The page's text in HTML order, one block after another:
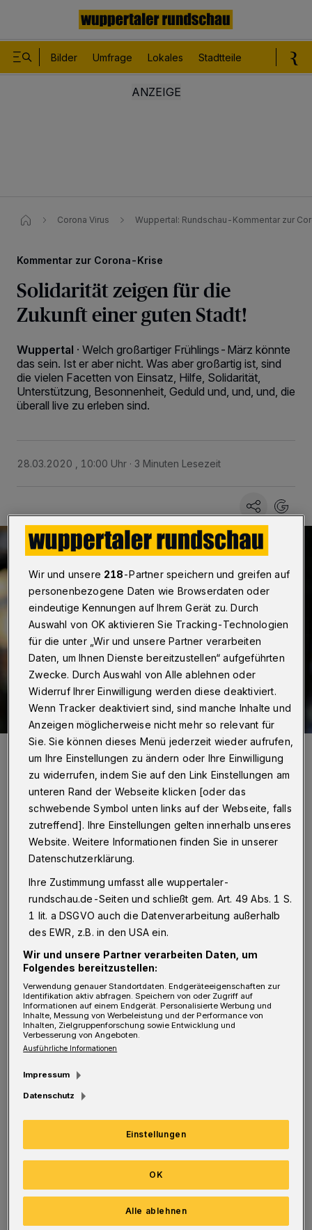
Bilder Umfrage Lokales Stadtteile
Corona Virus Wuppertal: Rundschau-Kommentar zur
Kommentar zur Corona-Krise
Solidarität zeigen für die
Zukunft einer guten Stadt!
Wuppertal · Welch großartiger Frühlings-März könnte
das sein. Ist er aber nicht. Was aber großartig ist, sind
die vielen Facetten von Einsatz, Hilfe, Solidarität,
Unterstützung, Besonnenheit, Geduld und, und, und, die
überall live zu erleben sind.
28.03.2020 , 10:00 Uhr 3 Minuten Lesezeit
Rundschau-Redakteur Stefan Seitz spricht über die Solidarität in
Zeiten der Corona-Krise.
Foto: Bettina Osswald
Von Stefan Seitz
D as reicht vom symbolischen Abend-
Dankes-Applaus für die Aktiven (nicht
zahlreiche Vor-Ort-Aktionen für ältere
Menschen in allen Stadtteilen, bis hin zu
engagierten Politikern und Verwaltungsleuten,
die schnell begriffen haben, was auf dem Spiel
steht.
Gut so! Daraus die erste Lehre dieser Krise:
Ein schlanker Staat, den (Neo-)Liberale und
ihre Steigbügelhalter uns immer als das „Ziel
der Ziele“ verkauft haben, kann, wenn es
wirklich um etwas geht, gar nichts. Ich war
Wir und unsere 218-Partner speichern und greifen auf
personenbezogene Daten wie Browserdaten oder
eindeutige Kennungen auf Ihrem Gerät zu. Durch
Auswahl von OK aktivieren Sie Tracking-Technologien
für die unter „Wir und unsere Partner verarbeiten
Daten, um Ihnen Dienste bereitzustellen“ aufgeführten
Zwecke. Durch Auswahl von Alle ablehnen oder
Widerruf Ihrer Einwilligung werden diese deaktiviert.
Wenn Tracker deaktiviert sind, sind manche Inhalte und
Anzeigen möglicherweise nicht mehr so relevant für
Sie. Sie können dieses Menü jederzeit wieder aufrufen,
um Ihre Einstellungen zu ändern oder Ihre Einwilligung
zu widerrufen, indem Sie auf den Link Einstellungen am
unteren Rand der Webseite klicken [oder das
schwebende Symbol unten links auf der Webseite, falls
zutreffend]. Ihre Einstellungen gelten innerhalb unseres
Website. Weitere Informationen finden Sie in unserer
Datenschutzerklärung.
Ihre Zustimmung umfasst alle wuppertaler-
rundschau.de-Seiten und schließt gem. Art. 49 Abs. 1 S.
1 lit. a DSGVO auch die Datenverarbeitung außerhalb
des EWR, z.B. in den USA ein.
Wir und unsere Partner verarbeiten Daten, um
Folgendes bereitzustellen:
Verwendung genauer Standortdaten. Endgeräteeigenschaften zur
Identifikation aktiv abfragen. Speichern von oder Zugriff auf
Informationen auf einem Endgerät. Personalisierte Werbung und
Inhalte, Messung von Werbeleistung und der Performance von
Inhalten, Zielgruppenforschung sowie Entwicklung und
Verbesserung von Angeboten.
Ausführliche Informationen
Impressum
Datenschutz
Einstellungen
Alle ablehnen
OK